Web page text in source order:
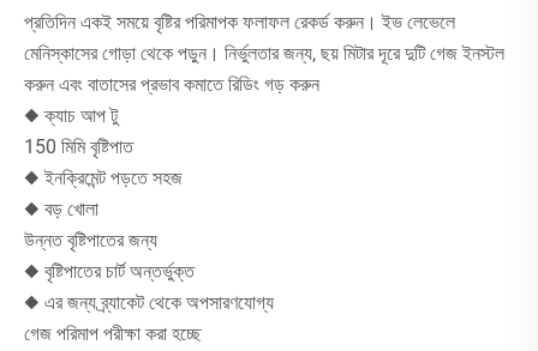
প্রতিদিন একই সময়ে বৃষ্টির পরিমাপক ফলাফল রেকর্ড করুন। ইভ লেভেলে
মেনিস্কাসের গোড়া থেকে পড়ুন। নির্ভুলতার জন্য, ছয় মিটার দূরে দুটি গেজ ইনস্টল
করুন এবং বাতাসের প্রভাব কমাতে রিডিং গড় করুন
◆ ক্যাচ আপ টু
150 মিমি বৃষ্টিপাত
◆ ইনক্রিমেন্ট পড়তে সহজ
◆ বড় খোলা
উন্নত বৃষ্টিপাতের জন্য
◆ বৃষ্টিপাতের চার্ট অন্তর্ভুক্ত
◆ এর জন্য ব্র্যাকেট থেকে অপসারণযোগ্য
গেজ পরিমাপ পরীক্ষা করা হচ্ছে